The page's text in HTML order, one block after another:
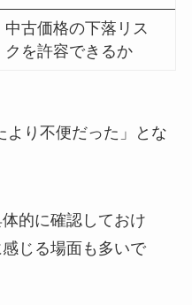
中古価格の下落リス
クを許容できるか
より不便だった」とな
的に確認しておけ
じる場面も多いで